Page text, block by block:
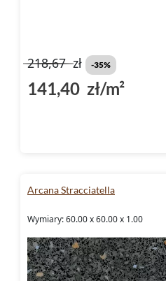
218,67zł -35%
141,40 zł/m²
Arcana Stracciatella
Wymiary: 60.00 x 60.00 x 1.00